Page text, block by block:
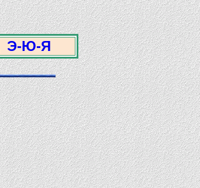
Э-Ю-Я